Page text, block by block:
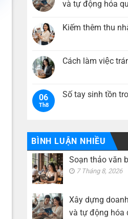
Soạn
bản
pháp
và tự động hóa
bình
doanh
AI
trình
Kiếm thêm thu
luận
ở
nhập
Cách làm việc
luận
ở
bị
cắt
cầu
bds
2026
06
Th8
Số tay sinh tồn
ở
Số
tay
sinh
tồn
thế
giới
tiền
bạc
BÌNH LUẬN NHIỀU
Soạn thảo văn
7 Tháng 8, 2026
Xây dựng
và tự động hóa